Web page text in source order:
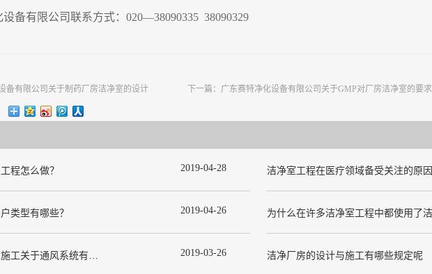
备有限公司联系方式： 020—38090335 38090329
备有限公司关于制药厂房洁净室的设计 下一篇： 广东赛特净化设备有限公司关于GMP对厂房洁净室的要求
程怎么做？ 2019-04-28 洁净室工程在医疗领域备受关注的原因
类型有哪些？ 2019-04-26
2019-03-26 洁净厂房的设计与施工有哪些规定呢